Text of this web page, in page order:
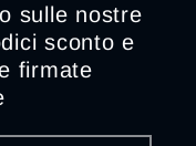
sulle nostre
sconto e
firmate